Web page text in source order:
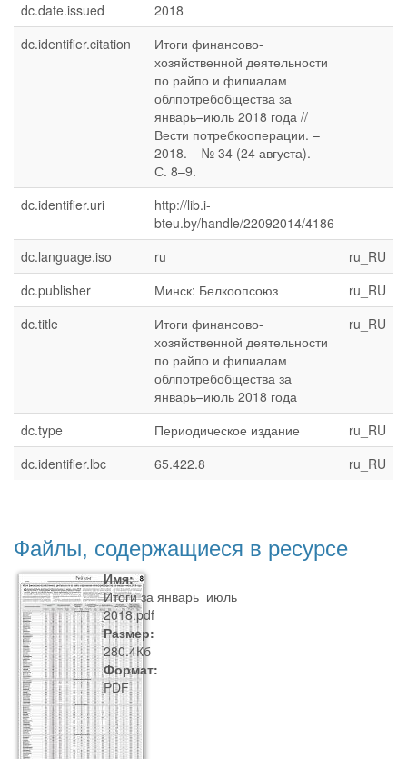
dc.date.issued
2018
dc.identifier.citation
Итоги финансово-
хозяйственной деятельности
по райпо и филиалам
облпотребобщества за
январь–июль 2018 года //
Вести потребкооперации. –
2018. – № 34 (24 августа). –
С. 8–9.
dc.identifier.uri
http://lib.i-
bteu.by/handle/22092014/4186
dc.language.iso
ru
ru_RU
dc.publisher
Минск: Белкоопсоюз
ru_RU
dc.title
Итоги финансово-
хозяйственной деятельности
по райпо и филиалам
облпотребобщества за
январь–июль 2018 года
ru_RU
dc.type Периодическое издание
ru_RU
dc.identifier.lbc
65.422.8 ru_RU
Файлы, содержащиеся в ресурсе
Имя:
Итоги за январь_июль
2018.pdf
Размер:
280.4Кб
Формат:
PDF